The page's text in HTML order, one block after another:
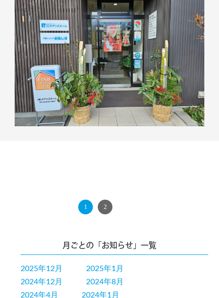
1 2
月ごとの「お知らせ」一覧
2025年12月
2025年1月
2024年12月
2024年8月
2024年4月
2024年1月